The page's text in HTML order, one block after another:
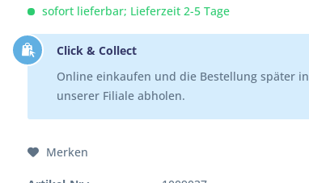
sofort lieferbar; Lieferzeit 2-5 Tage
Click & Collect
Online einkaufen und die Bestellung später in
unserer Filiale abholen.
Merken